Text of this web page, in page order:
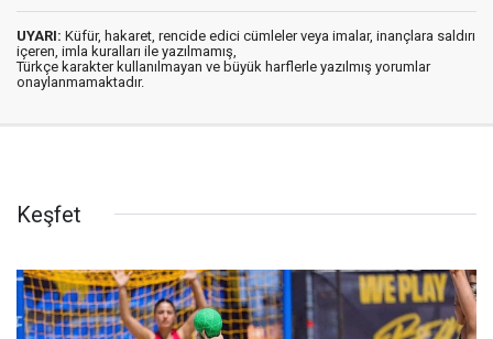
UYARI: Küfür, hakaret, rencide edici cümleler veya imalar, inançlara saldırı
içeren, imla kuralları ile yazılmamış,
Türkçe karakter kullanılmayan ve büyük harflerle yazılmış yorumlar
onaylanmamaktadır.
Keşfet